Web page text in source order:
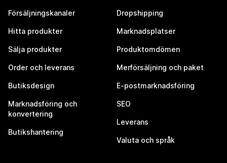
Försäljningskanaler
Hitta produkter
Sälja produkter
Order och leverans
Butiksdesign
Marknadsföring och
konvertering
Butikshantering
Dropshipping
Marknadsplatser
Produktomdömen
Merförsäljning och paket
E-postmarknadsföring
SEO
Leverans
Valuta och språk